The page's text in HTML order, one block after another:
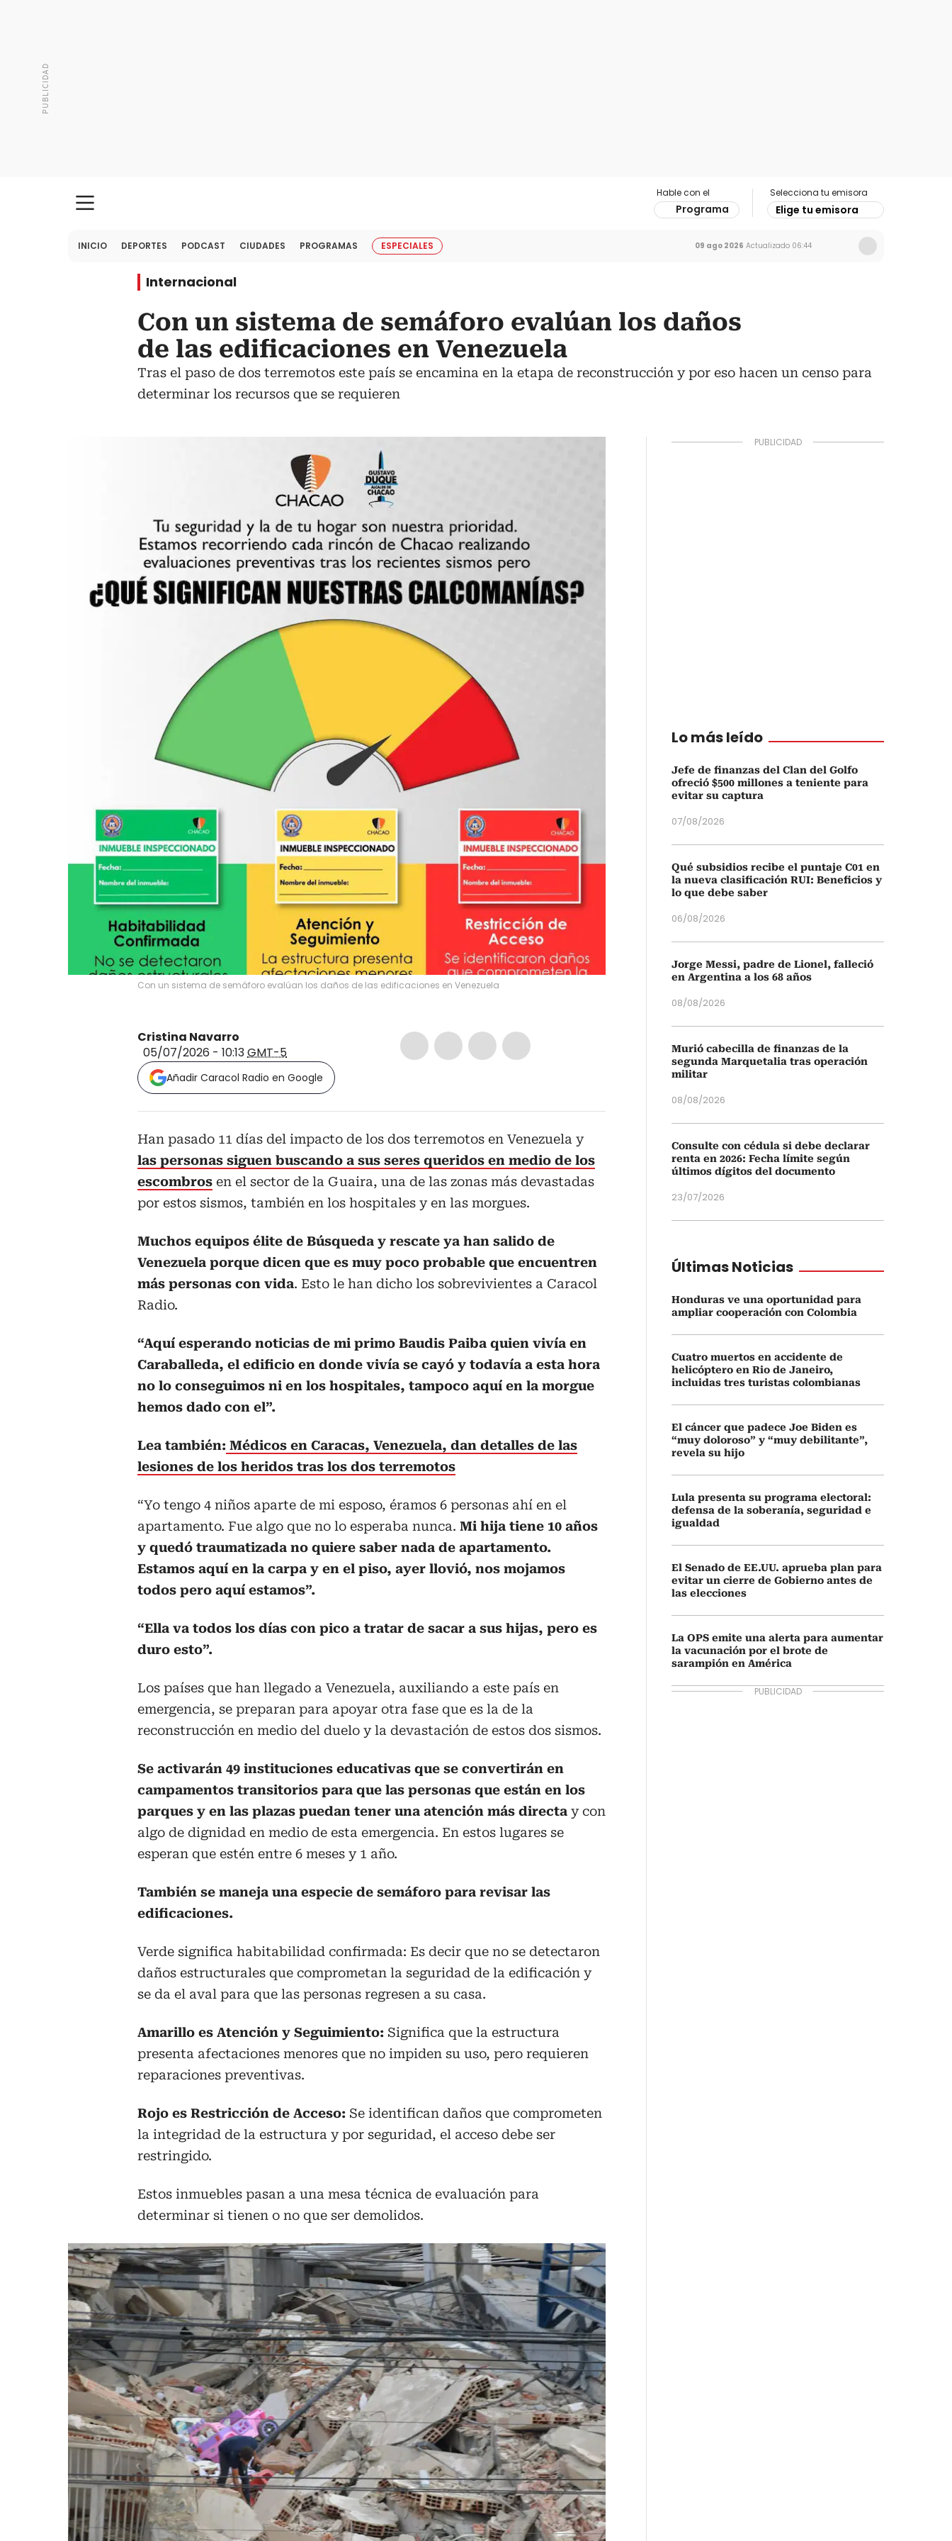
Hable con el
Programa
Selecciona tu emisora
Elige tu emisora
INICIO DEPORTES PODCAST CIUDADES PROGRAMAS ESPECIALES 09 ago 2026 Actualizado 06:44
Internacional
Con un sistema de semáforo evalúan los daños
de las edificaciones en Venezuela
Tras el paso de dos terremotos este país se encamina en la etapa de reconstrucción y por eso hacen un censo para
determinar los recursos que se requieren
Con un sistema de semáforo evalúan los daños de las edificaciones en Venezuela
Cristina Navarro
05/07/2026 - 10:13GMT-5
Añadir Caracol Radio en Google
Han pasado 11 días del impacto de los dos terremotos en Venezuela y
las personas siguen buscando a sus seres queridos en medio de los
escombros en el sector de la Guaira, una de las zonas más devastadas
por estos sismos, también en los hospitales y en las morgues.
Muchos equipos élite de Búsqueda y rescate ya han salido de
Venezuela porque dicen que es muy poco probable que encuentren
más personas con vida. Esto le han dicho los sobrevivientes a Caracol
Radio.
“Aquí esperando noticias de mi primo Baudis Paiba quien vivía en
Caraballeda, el edificio en donde vivía se cayó y todavía a esta hora
no lo conseguimos ni en los hospitales, tampoco aquí en la morgue
hemos dado con el”.
Lea también: Médicos en Caracas, Venezuela, dan detalles de las
lesiones de los heridos tras los dos terremotos
“Yo tengo 4 niños aparte de mi esposo, éramos 6 personas ahí en el
apartamento. Fue algo que no lo esperaba nunca. Mi hija tiene 10 años
y quedó traumatizada no quiere saber nada de apartamento.
Estamos aquí en la carpa y en el piso, ayer llovió, nos mojamos
todos pero aquí estamos”.
“Ella va todos los días con pico a tratar de sacar a sus hijas, pero es
duro esto”.
Los países que han llegado a Venezuela, auxiliando a este país en
emergencia, se preparan para apoyar otra fase que es la de la
reconstrucción en medio del duelo y la devastación de estos dos sismos.
Se activarán 49 instituciones educativas que se convertirán en
campamentos transitorios para que las personas que están en los
parques y en las plazas puedan tener una atención más directa y con
algo de dignidad en medio de esta emergencia. En estos lugares se
esperan que estén entre 6 meses y 1 año.
También se maneja una especie de semáforo para revisar las
edificaciones.
Verde significa habitabilidad confirmada: Es decir que no se detectaron
daños estructurales que comprometan la seguridad de la edificación y
se da el aval para que las personas regresen a su casa.
Amarillo es Atención y Seguimiento: Significa que la estructura
presenta afectaciones menores que no impiden su uso, pero requieren
reparaciones preventivas.
Rojo es Restricción de Acceso: Se identifican daños que comprometen
la integridad de la estructura y por seguridad, el acceso debe ser
restringido.
Estos inmuebles pasan a una mesa técnica de evaluación para
determinar si tienen o no que ser demolidos.
Lo más leído
Jefe de finanzas del Clan del Golfo
ofreció $500 millones a teniente para
evitar su captura
07/08/2026
Qué subsidios recibe el puntaje C01 en
la nueva clasificación RUI: Beneficios y
lo que debe saber
06/08/2026
Jorge Messi, padre de Lionel, falleció
en Argentina a los 68 años
08/08/2026
Murió cabecilla de finanzas de la
segunda Marquetalia tras operación
militar
08/08/2026
Consulte con cédula si debe declarar
renta en 2026: Fecha límite según
últimos dígitos del documento
23/07/2026
Últimas Noticias
Honduras ve una oportunidad para
ampliar cooperación con Colombia
Cuatro muertos en accidente de
helicóptero en Rio de Janeiro,
incluidas tres turistas colombianas
El cáncer que padece Joe Biden es
“muy doloroso” y “muy debilitante”,
revela su hijo
Lula presenta su programa electoral:
defensa de la soberanía, seguridad e
igualdad
El Senado de EE.UU. aprueba plan para
evitar un cierre de Gobierno antes de
las elecciones
La OPS emite una alerta para aumentar
la vacunación por el brote de
sarampión en América